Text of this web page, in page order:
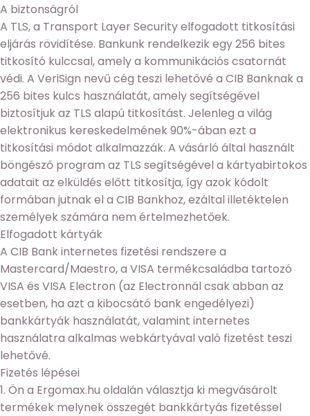
A biztonságról
A TLS, a Transport Layer Security elfogadott titkosítási
eljárás rövidítése. Bankunk rendelkezik egy 256 bites
titkosító kulccsal, amely a kommunikációs csatornát
védi. A VeriSign nevű cég teszi lehetővé a CIB Banknak a
256 bites kulcs használatát, amely segítségével
biztosítjuk az TLS alapú titkosítást. Jelenleg a világ
elektronikus kereskedelmének 90%-ában ezt a
titkosítási módot alkalmazzák. A vásárló által használt
böngésző program az TLS segítségével a kártyabirtokos
adatait az elküldés előtt titkosítja, így azok kódolt
formában jutnak el a CIB Bankhoz, ezáltal illetéktelen
személyek számára nem értelmezhetőek.
Elfogadott kártyák
A CIB Bank internetes fizetési rendszere a
Mastercard/Maestro, a VISA termékcsaládba tartozó
VISA és VISA Electron (az Electronnál csak abban az
esetben, ha azt a kibocsátó bank engedélyezi)
bankkártyák használatát, valamint internetes
használatra alkalmas webkártyával való fizetést teszi
lehetővé.
Fizetés lépései
1. Ön a Ergomax.hu oldalán választja ki megvásárolt
termékek melynek összegét bankkártyás fizetéssel